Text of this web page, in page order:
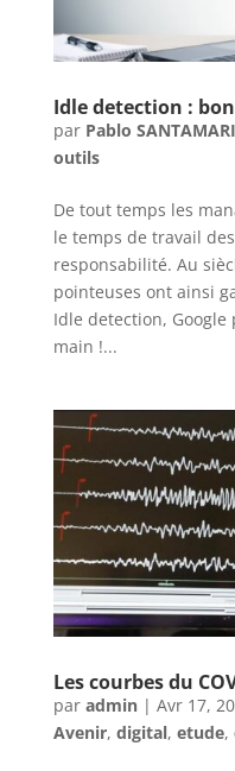
Idle detection :
par Pablo
outils
De tout temps les
le temps de travail
responsabilité. Au
pointeuses ont ainsi
Idle detection,
main !...
Les courbes du
par admin| Avr 17,
Avenir, digital, etude,